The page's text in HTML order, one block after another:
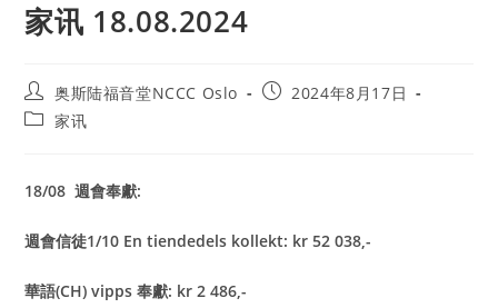
家讯 18.08.2024
Post
author:
奥斯陆福音堂NCCC Oslo
Post2024年8月17日
Post家讯
18/08 週會奉獻:
週會信徒1/10 En tiendedels kollekt: kr 52 038,-
華語(CH) vipps 奉獻: kr 2 486,-